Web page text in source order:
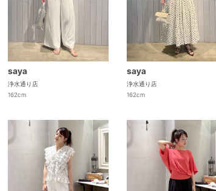
saya
浄水通り店
162cm
saya
浄水通り店
162cm